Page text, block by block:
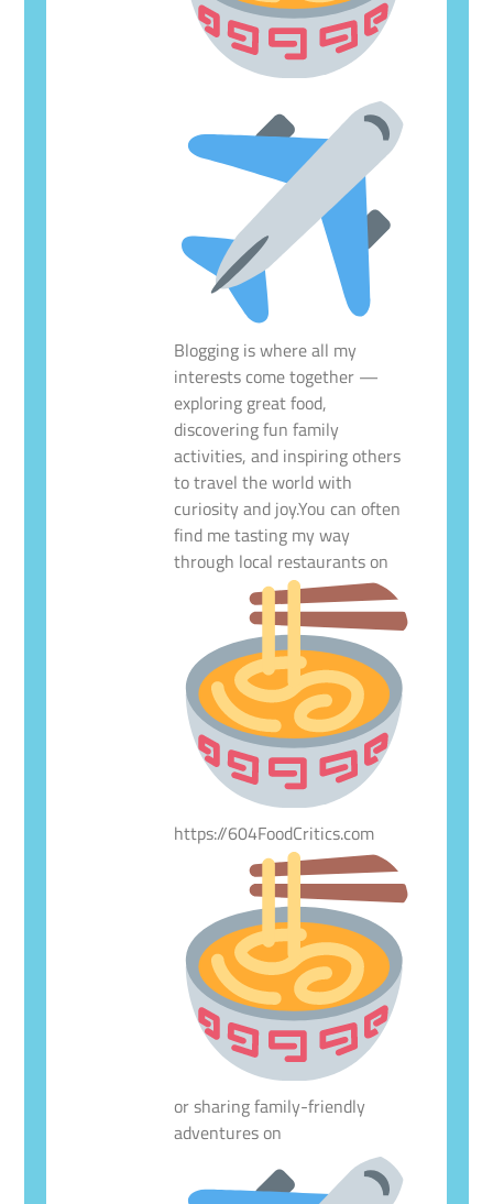
Blogging is where all my
interests come together —
exploring great food,
discovering fun family
activities, and inspiring others
to travel the world with
curiosity and joy.You can often
find me tasting my way
through local restaurants on
https://604FoodCritics.com
or sharing family-friendly
adventures on